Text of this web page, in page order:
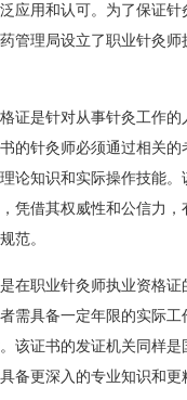
应用和认可。为了保证
管理局设立了职业针灸
证是针对从事针灸工作的
的针灸师必须通过相关
论知识和实际操作技能。
凭借其权威性和公信力
范。
在职业针灸师执业资格证
需具备一定年限的实际工
该证书的发证机关同样是
备更深入的专业知识和更